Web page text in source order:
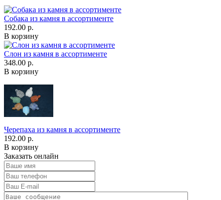
Собака из камня в ассортименте
192.00 р.
В корзину
Слон из камня в ассортименте
348.00 р.
В корзину
Черепаха из камня в ассортименте
192.00 р.
В корзину
Заказать онлайн